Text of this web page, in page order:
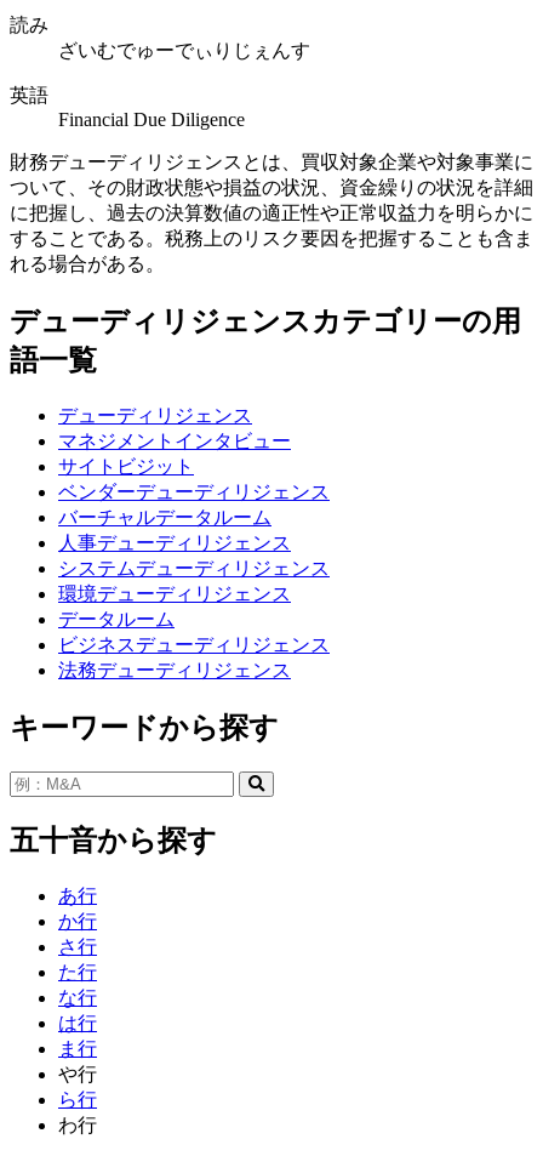
読み
ざいむでゅーでぃりじぇんす
英語
Financial Due Diligence
財務デューディリジェンスとは、買収対象企業や対象事業に
ついて、その財政状態や損益の状況、資金繰りの状況を詳細
に把握し、過去の決算数値の適正性や正常収益力を明らかに
することである。税務上のリスク要因を把握することも含ま
れる場合がある。
デューディリジェンスカテゴリーの用
語一覧
デューディリジェンス
マネジメントインタビュー
サイトビジット
ベンダーデューディリジェンス
バーチャルデータルーム
人事デューディリジェンス
システムデューディリジェンス
環境デューディリジェンス
データルーム
ビジネスデューディリジェンス
法務デューディリジェンス
キーワードから探す
五十音から探す
あ行
か行
さ行
た行
な行
は行
ま行
や行
ら行
わ行